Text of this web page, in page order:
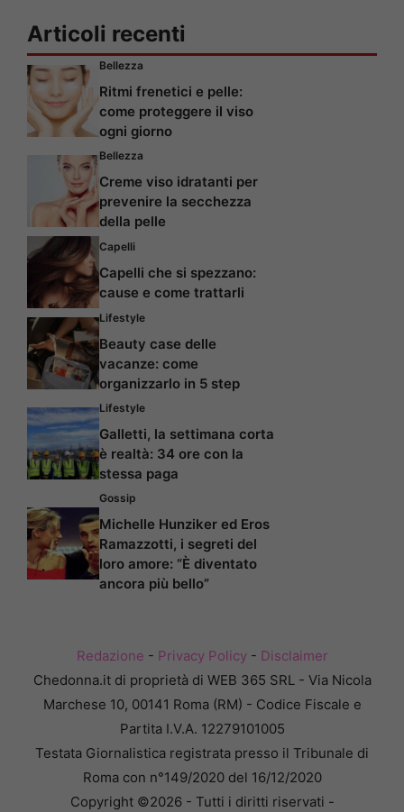
Articoli recenti
Bellezza
Ritmi frenetici e pelle:
come proteggere il viso
ogni giorno
Bellezza
Creme viso idratanti per
prevenire la secchezza
della pelle
Capelli
Capelli che si spezzano:
cause e come trattarli
Lifestyle
Beauty case delle
vacanze: come
organizzarlo in 5 step
Lifestyle
Galletti, la settimana corta
è realtà: 34 ore con la
stessa paga
Gossip
Michelle Hunziker ed Eros
Ramazzotti, i segreti del
loro amore: “È diventato
ancora più bello”
Redazione - Privacy Policy- Disclaimer
Chedonna.it di proprietà di WEB 365 SRL - Via Nicola
Marchese 10, 00141 Roma (RM) - Codice Fiscale e
Partita I.V.A. 12279101005
Testata Giornalistica registrata presso il Tribunale di
Roma con n°149/2020 del 16/12/2020
Copyright ©2026 - Tutti i diritti riservati -